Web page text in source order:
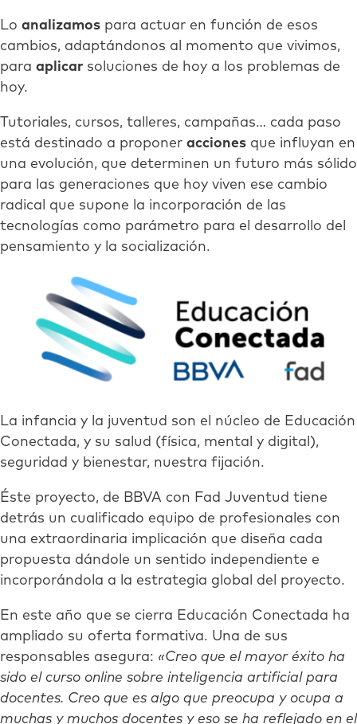
Lo analizamos para actuar en función de esos
cambios, adaptándonos al momento que vivimos,
para aplicar soluciones de hoy a los problemas de
hoy.
Tutoriales, cursos, talleres, campañas… cada paso
está destinado a proponer acciones que influyan en
una evolución, que determinen un futuro más sólido
para las generaciones que hoy viven ese cambio
radical que supone la incorporación de las
tecnologías como parámetro para el desarrollo del
pensamiento y la socialización.
La infancia y la juventud son el núcleo de Educación
Conectada, y su salud (física, mental y digital),
seguridad y bienestar, nuestra fijación.
Éste proyecto, de BBVA con Fad Juventud tiene
detrás un cualificado equipo de profesionales con
una extraordinaria implicación que diseña cada
propuesta dándole un sentido independiente e
incorporándola a la estrategia global del proyecto.
En este año que se cierra Educación Conectada ha
ampliado su oferta formativa. Una de sus
responsables asegura: «Creo que el mayor éxito ha
sido el curso online sobre inteligencia artificial para
docentes. Creo que es algo que preocupa y ocupa a
muchas y muchos docentes y eso se ha reflejado en el